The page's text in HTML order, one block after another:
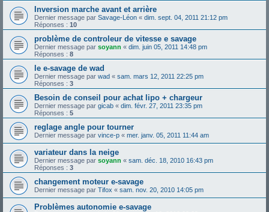
Inversion marche avant et arrière
Dernier message par Savage-Léon « dim. sept. 04, 2011 21:12 pm
Réponses : 10
problème de controleur de vitesse e savage
Dernier message par soyann « dim. juin 05, 2011 14:48 pm
Réponses : 8
le e-savage de wad
Dernier message par wad « sam. mars 12, 2011 22:25 pm
Réponses : 3
Besoin de conseil pour achat lipo + chargeur
Dernier message par gicab « dim. févr. 27, 2011 23:35 pm
Réponses : 5
reglage angle pour tourner
Dernier message par vince-p « mer. janv. 05, 2011 11:44 am
variateur dans la neige
Dernier message par soyann « sam. déc. 18, 2010 16:43 pm
Réponses : 3
changement moteur e-savage
Dernier message par Tifox « sam. nov. 20, 2010 14:05 pm
Problèmes autonomie e-savage